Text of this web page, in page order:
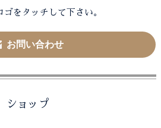
ゴをタッチして下さい。
お問い合わせ
ショップ